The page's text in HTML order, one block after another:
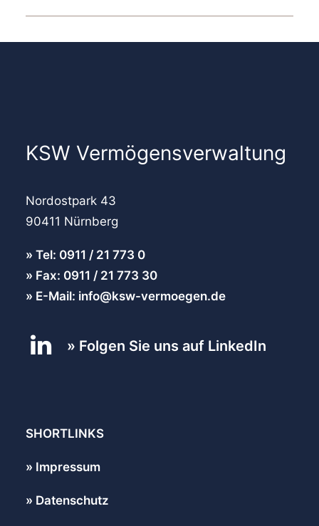
KSW Vermögensverwaltung
Nordostpark 43
90411 Nürnberg
Tel: 0911 / 21 773 0
Fax: 0911 / 21 773 30
E-Mail: info@ksw-vermoegen.de
Folgen Sie uns auf LinkedIn
SHORTLINKS
Impressum
Datenschutz